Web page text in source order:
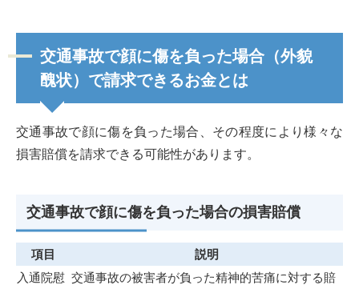
交通事故で顔に傷を負った場合（外貌
醜状）で請求できるお金とは
交通事故で顔に傷を負った場合、その程度により様々な
損害賠償を請求できる可能性があります。
交通事故で顔に傷を負った場合の損害賠償
項目
説明
入通院慰 交通事故の被害者が負った精神的苦痛に対する賠